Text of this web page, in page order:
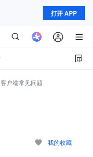
打开 APP
客户端常见问题
我的收藏